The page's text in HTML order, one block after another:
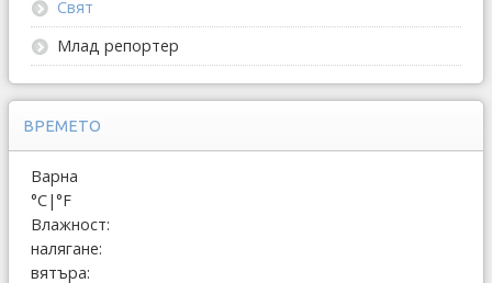
Свят
Млад репортер
ВРЕМЕТО
Варна
°C|°F
Влажност:
налягане:
вятъра: